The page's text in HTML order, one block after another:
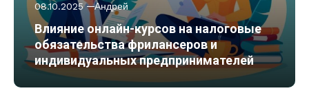
08.10.2025 Андрей
Влияние онлайн-курсов на налоговые
обязательства фрилансеров и
индивидуальных предпринимателей